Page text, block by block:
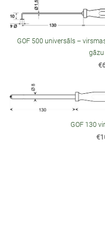
GOF 500 universāls –
GOF 130